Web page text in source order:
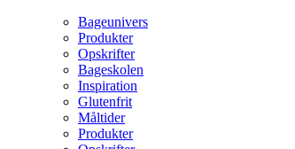
Bageunivers
Produkter
Opskrifter
Bageskolen
Inspiration
Glutenfrit
Måltider
Produkter